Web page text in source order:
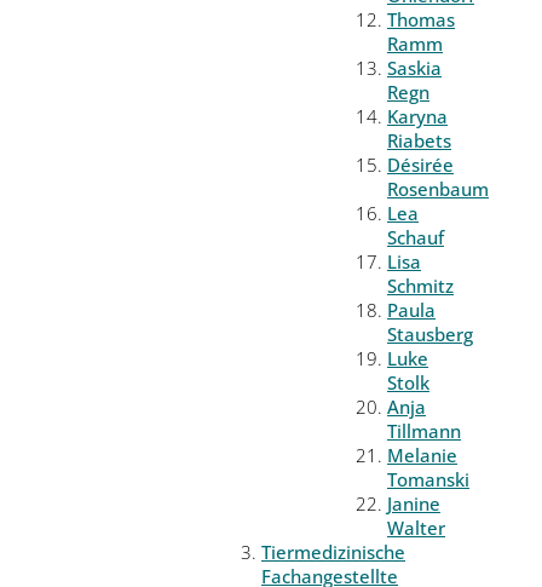
Thomas
Ramm
Saskia
Regn
Karyna
Riabets
Désirée
Rosenbaum
Lea
Schauf
Lisa
Schmitz
Paula
Stausberg
Luke
Stolk
Anja
Tillmann
Melanie
Tomanski
Janine
Walter
Tiermedizinische
Fachangestellte